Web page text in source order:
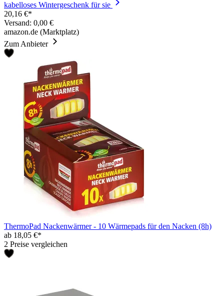
kabelloses Wintergeschenk für sie
20,16 €*
Versand: 0,00 €
amazon.de (Marktplatz)
Zum Anbieter
ThermoPad Nackenwärmer - 10 Wärmepads für den Nacken (8h)
ab 18,05 €*
2 Preise vergleichen